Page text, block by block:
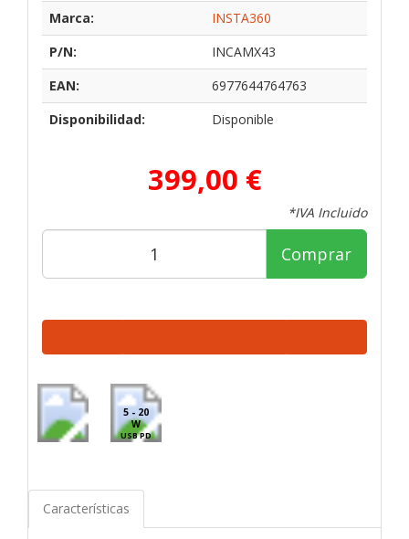
Marca:
INSTA360
P/N:
INCAMX43
EAN:
6977644764763
Disponibilidad:
Disponible
399,00 €
*IVA Incluido
Comprar
5 - 20
W
USB PD
Características